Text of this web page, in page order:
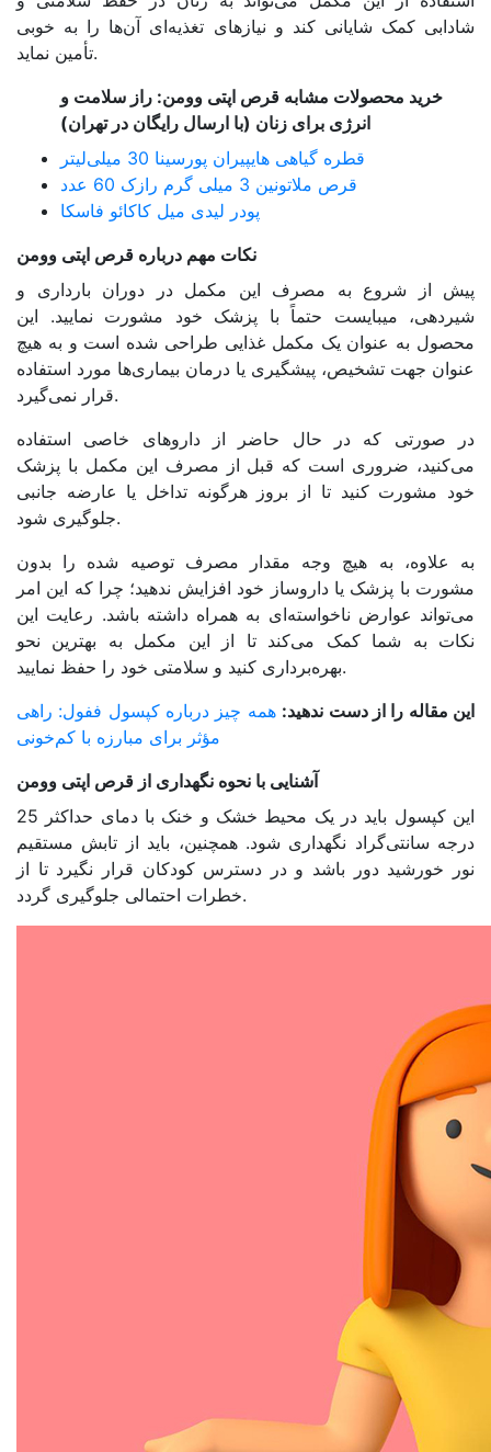
شادابی کمک شایانی کند و نیازهای تغذیه‌ای آن‌ها را به خوبی
تأمین نماید.
خرید محصولات مشابه قرص اپتی وومن: راز سلامت و
انرژی برای زنان (با ارسال رایگان در تهران)
قطره گیاهی هایپیران پورسینا 30 میلی‌لیتر
قرص ملاتونین 3 میلی گرم رازک 60 عدد
پودر لیدی میل کاکائو فاسکا
نکات مهم درباره قرص اپتی وومن
پیش از شروع به مصرف این مکمل در دوران بارداری و
شیردهی، میبایست حتماً با پزشک خود مشورت نمایید. این
محصول به عنوان یک مکمل غذایی طراحی شده است و به هیچ
عنوان جهت تشخیص، پیشگیری یا درمان بیماری‌ها مورد استفاده
قرار نمی‌گیرد.
در صورتی که در حال حاضر از داروهای خاصی استفاده
می‌کنید، ضروری است که قبل از مصرف این مکمل با پزشک
خود مشورت کنید تا از بروز هرگونه تداخل یا عارضه جانبی
جلوگیری شود.
به علاوه، به هیچ وجه مقدار مصرف توصیه شده را بدون
مشورت با پزشک یا داروساز خود افزایش ندهید؛ چرا که این امر
‌می‌تواند عوارض ناخواسته‌ای به همراه داشته باشد. رعایت این
نکات به شما کمک می‌کند تا از این مکمل به بهترین نحو
بهره‌برداری کنید و سلامتی خود را حفظ نمایید.
این مقاله را از دست ندهید: همه چیز درباره کپسول ففول: راهی
آشنایی با نحوه نگهداری از قرص اپتی وومن
این کپسول باید در یک محیط خشک و خنک با دمای حداکثر 25
درجه سانتی‌گراد نگهداری شود. همچنین، باید از تابش مستقیم
نور خورشید دور باشد و در دسترس کودکان قرار نگیرد تا از
خطرات احتمالی جلوگیری گردد.